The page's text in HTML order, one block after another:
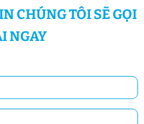
CHÚNG TÔI SẼ GỌI
NGAY